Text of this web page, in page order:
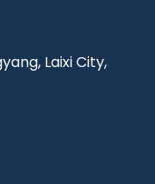
Laixi City,